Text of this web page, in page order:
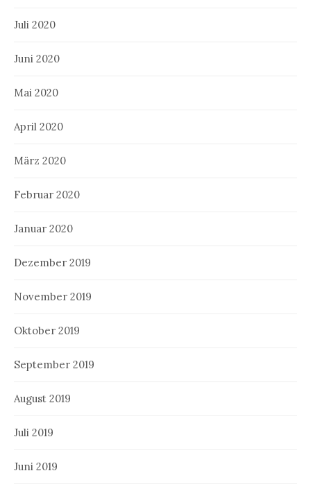
Juli 2020
Juni 2020
Mai 2020
April 2020
März 2020
Februar 2020
Januar 2020
Dezember 2019
November 2019
Oktober 2019
September 2019
August 2019
Juli 2019
Juni 2019